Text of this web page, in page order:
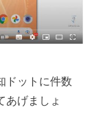
ドットに件数
あげましょ